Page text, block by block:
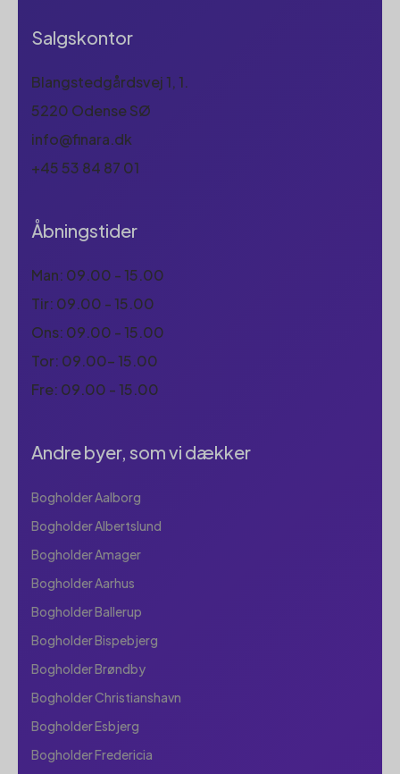
Salgskontor
Blangstedgårdsvej 1, 1.
5220 Odense SØ
info@finara.dk
+45 53 84 87 01
Åbningstider
Man: 09.00 - 15.00
Tir: 09.00 - 15.00
Ons: 09.00 - 15.00
Tor: 09.00- 15.00
Fre: 09.00 - 15.00
Andre byer, som vi dækker
Bogholder Aalborg
Bogholder Albertslund
Bogholder Amager
Bogholder Aarhus
Bogholder Ballerup
Bogholder Bispebjerg
Bogholder Brøndby
Bogholder Christianshavn
Bogholder Esbjerg
Bogholder Fredericia